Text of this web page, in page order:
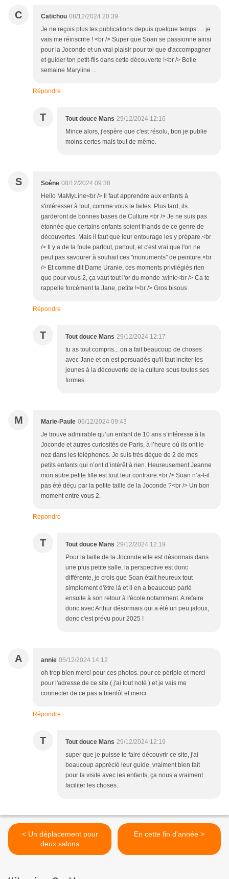
C Catichou 08/12/2024 20:39
Je ne reçois plus tes publications depuis quelque temps .... je
vais me réinscrire ! <br /> Super que Soan se passionne ainsi
pour la Joconde et un vrai plaisir pour toi que d'accompagner
et guider ton petit-fils dans cette découverte !<br /> Belle
semaine Maryline ...
Répondre
T Tout douce Mans 29/12/2024 12:16
Mince alors, j'espère que c'est résolu, bon je publie
moins certes mais tout de même.
S Soène 08/12/2024 09:38
Hello MaMyLine<br /> Il faut apprendre aux enfants à
s'intéresser à tout, comme vous le faites. Plus tard, ils
garderont de bonnes bases de Culture.<br /> Je ne suis pas
étonnée que certains enfants soient friands de ce genre de
découvertes. Mais il faut que leur entourage les y prépare.<br
/> Il y a de la foule partout, partout, et c'est vrai que l'on ne
peut pas savourer à souhait ces "monuments" de peinture.<br
/> Et comme dit Dame Uranie, ces moments privilégiés rien
que pour vous 2, ça vaut tout l'or du monde :wink:<br /> Ca te
rappelle forcément ta Jane, petite !<br /> Gros bisous
Répondre
T Tout douce Mans 29/12/2024 12:17
tu as tout compris... on a fait beaucoup de choses
avec Jane et on est persuadés qu'il faut inciter les
jeunes à la découverte de la culture sous toutes ses
formes.
M Marie-Paule 06/12/2024 09:43
Je trouve admirable qu’un enfant de 10 ans s’intéresse à la
Joconde et autres curiosités de Paris, à l’heure où ils ont le
nez dans les téléphones. Je suis très déçue de 2 de mes
petits enfants qui n’ont d’intérêt à rien. Heureusement Jeanne
mon autre petite fille est tout leur contraire.<br /> Soan n’a-t-il
pas été déçu par la petite taille de la Joconde ?<br /> Un bon
moment entre vous 2.
Répondre
T Tout douce Mans 29/12/2024 12:19
Pour la taille de la Joconde elle est désormais dans
une plus petite salle, la perspective est donc
différente, je crois que Soan était heureux tout
simplement d'être là et il en a beaucoup parlé
ensuite à son retour à l'école notamment. A refaire
donc avec Arthur désormais qui a été un peu jaloux,
donc c'est prévu pour 2025 !
A annie 05/12/2024 14:12
oh trop bien merci pour ces photos. pour ce périple et merci
pour l'adresse de ce site ( j'ai tout noté ) et je vais me
connecter de ce pas a bientôt et merci
Répondre
T Tout douce Mans 29/12/2024 12:19
super que je puisse te faire découvrir ce site, j'ai
beaucoup apprécié leur guide, vraiment bien fait
pour la visite avec les enfants, ça nous a vraiment
faciliter les choses.
< Un déplacement pour
deux salons
En cette fin d'année >